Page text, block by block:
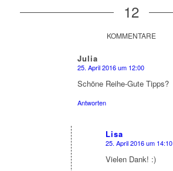
12
KOMMENTARE
Julia
sagte:
25. April 2016 um 12:00
Schöne Reihe-Gute Tipps?
Antworten
Lisa
sagte:
25. April 2016 um 14:10
Vielen Dank! :)
sagt:
sagt:
sagt:
sagt:
sagt:
sagt: